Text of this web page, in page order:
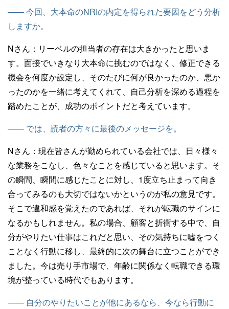
—— 今回、大本命のNRIの内定を得られた要因をどう分析
しますか。
Nさん： リーベルの担当者の存在は大きかったと思いま
す。面接でいきなり大本命に挑むのではなく、修正できる
機会を何度か設定し、そのたびに何が良かったのか、悪か
ったのかを一緒に考えてくれて、自己分析を深める過程を
踏めたことが、成功のポイントだと考えています。
—— では、読者の方々に最後のメッセージを。
Nさん： 現在皆さんが勤められている会社では、日々様々
な業務をこなし、色々なことを感じていると思います。そ
の瞬間、瞬間に感じたことに対し、1度立ち止まって向き
合ってみるのも大切ではないかというのが私の意見です。
そこで違和感を覚えたのであれば、それが転職のサインに
なるかもしれません。私の場合、顧客と折衝する中で、自
分がやりたい仕事はこれだと思い、その気持ちに嘘をつく
ことなく行動に移し、最終的に次の舞台に立つことができ
ました。今は売り手市場で、年齢に関係なく転職できる環
境が整っている時代でもあります。
—— 自分のやりたいことが他にあるなら、今なら行動に